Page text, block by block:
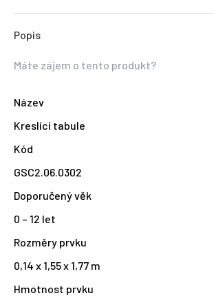
Popis
Máte zájem o tento produkt?
Název
Kreslící tabule
Kód
GSC2.06.0302
Doporučený věk
0 – 12 let
Rozměry prvku
0,14 x 1,55 x 1,77 m
Hmotnost prvku